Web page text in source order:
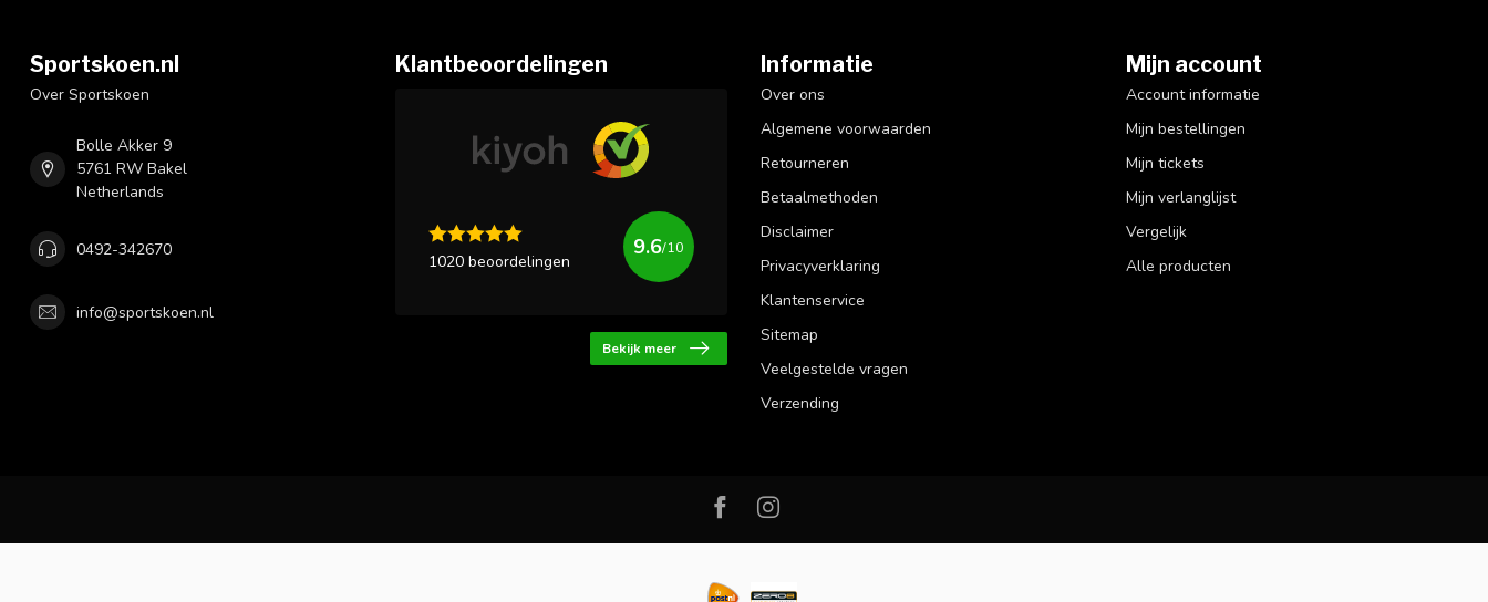
Sportskoen.nl
Over Sportskoen
Bolle Akker 9
5761 RW Bakel
Netherlands
0492-342670
info@sportskoen.nl
Klantbeoordelingen
1020 beoordelingen
9.6/10
Bekijk meer
Informatie
Over ons
Algemene voorwaarden
Retourneren
Betaalmethoden
Disclaimer
Privacyverklaring
Klantenservice
Sitemap
Veelgestelde vragen
Verzending
Mijn account
Account informatie
Mijn bestellingen
Mijn tickets
Mijn verlanglijst
Vergelijk
Alle producten